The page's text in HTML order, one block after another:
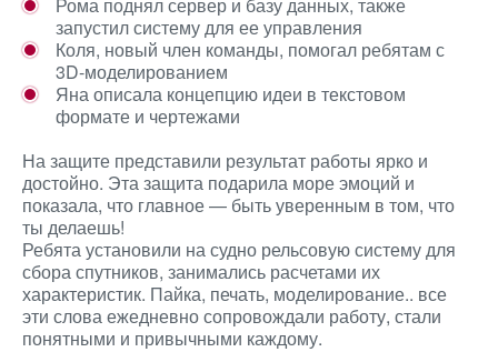
запустил систему для ее управления
Коля, новый член команды, помогал ребятам с
3D-моделированием
Яна описала концепцию идеи в текстовом
формате и чертежами
На защите представили результат работы ярко и
достойно. Эта защита подарила море эмоций и
показала, что главное — быть уверенным в том, что
ты делаешь!
Ребята установили на судно рельсовую систему для
сбора спутников, занимались расчетами их
характеристик. Пайка, печать, моделирование.. все
эти слова ежедневно сопровождали работу, стали
понятными и привычными каждому.